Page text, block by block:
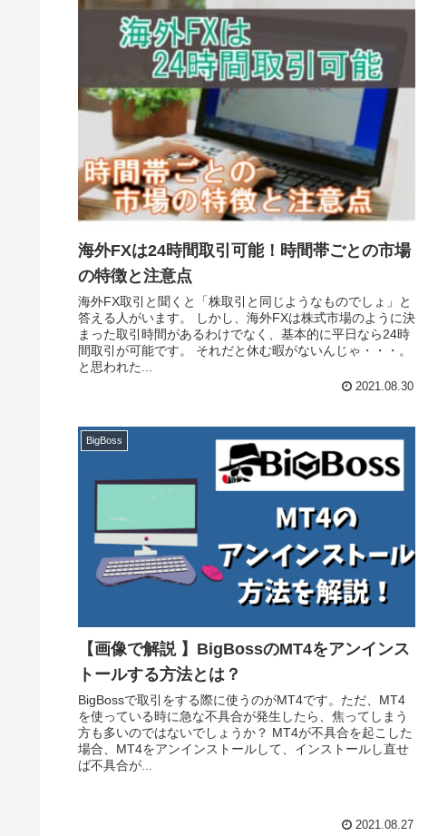
海外FXは24時間取引可能！時間帯ごとの市場
の特徴と注意点
海外FX取引と聞くと「株取引と同じようなものでしょ」と
答える人がいます。 しかし、海外FXは株式市場のように決
まった取引時間があるわけでなく、基本的に平日なら24時
間取引が可能です。 それだと休む暇がないんじゃ・・・。
と思われた...
2021.08.30
BigBoss
【画像で解説 】BigBossのMT4をアンインス
トールする方法とは？
BigBossで取引をする際に使うのがMT4です。ただ、MT4
を使っている時に急な不具合が発生したら、焦ってしまう
方も多いのではないでしょうか？ MT4が不具合を起こした
場合、MT4をアンインストールして、インストールし直せ
ば不具合が...
2021.08.27